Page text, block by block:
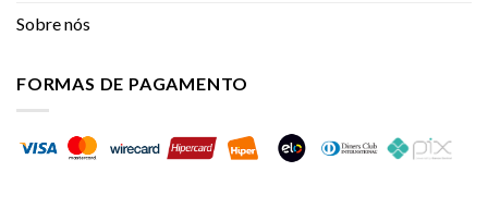
Sobre nós
FORMAS DE PAGAMENTO